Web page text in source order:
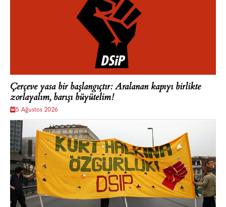
Çerçeve yasa bir başlangıçtır: Aralanan kapıyı birlikte
zorlayalım, barışı büyütelim!
5 Ağustos 2026